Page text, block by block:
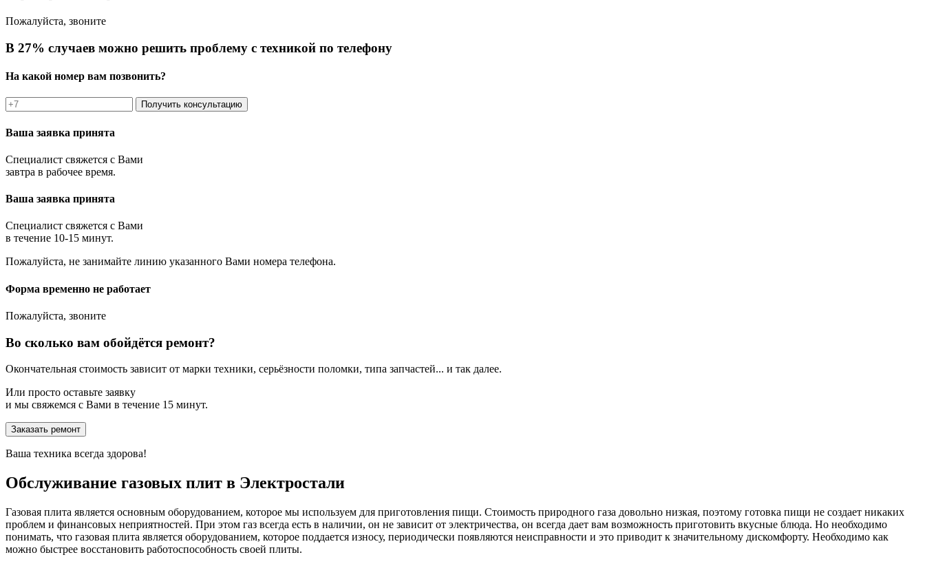
Пожалуйста, звоните
В 27% случаев можно решить проблему с техникой по телефону
На какой номер вам позвонить?
Получить консультацию
Ваша заявка принята
Специалист свяжется с Вами
завтра в рабочее время.
Ваша заявка принята
Специалист свяжется с Вами
в течение 10-15 минут.
Пожалуйста, не занимайте линию указанного Вами номера телефона.
Форма временно не работает
Пожалуйста, звоните
Во сколько вам обойдётся ремонт?
Окончательная стоимость зависит от марки техники, серьёзности поломки, типа запчастей... и так далее.
Или просто оставьте заявку
и мы свяжемся с Вами в течение 15 минут.
Заказать ремонт
Ваша техника всегда здорова!
Обслуживание газовых плит в Электростали
Газовая плита является основным оборудованием, которое мы используем для приготовления пищи. Стоимость природного газа довольно низкая, поэтому готовка пищи не создает никаких
проблем и финансовых неприятностей. При этом газ всегда есть в наличии, он не зависит от электричества, он всегда дает вам возможность приготовить вкусные блюда. Но необходимо
понимать, что газовая плита является оборудованием, которое поддается износу, периодически появляются неисправности и это приводит к значительному дискомфорту. Необходимо как
можно быстрее восстановить работоспособность своей плиты.